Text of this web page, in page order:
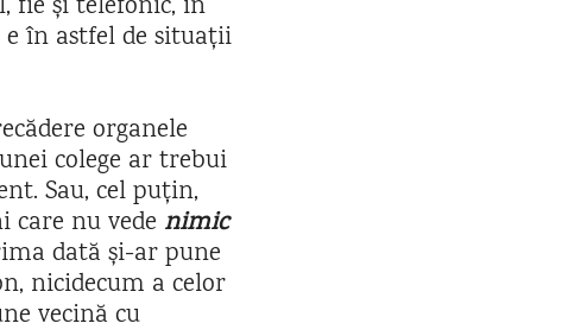
fie și telefonic, în
în astfel de situații
organele
colege ar trebui
Sau, cel puțin,
care nu vede nimic
dată și-ar pune
nicidecum a celor
vecină cu